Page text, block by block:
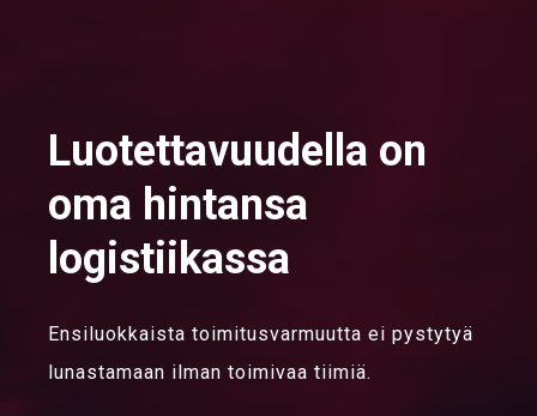
Luotettavuudella on
oma hintansa
logistiikassa
Ensiluokkaista toimitusvarmuutta ei pystytyä
lunastamaan ilman toimivaa tiimiä.